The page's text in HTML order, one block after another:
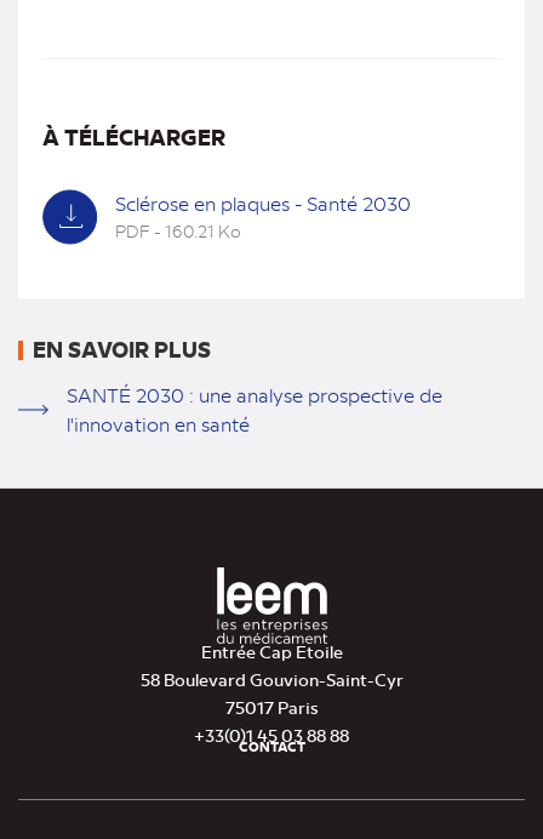
À TÉLÉCHARGER
Sclérose en plaques - Santé 2030
PDF - 160.21 Ko
EN SAVOIR PLUS
SANTÉ 2030 : une analyse prospective de
l'innovation en santé
Entrée Cap Etoile
58 Boulevard Gouvion-Saint-Cyr
75017 Paris
+33(0)1 45 03 88 88
de
CONTACT